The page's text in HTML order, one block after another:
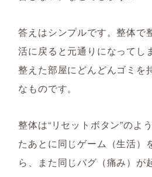
答えはシンプルです。整体で
活に戻ると元通りになってし
整えた部屋にどんどんゴミを
なものです。
整体は“リセットボタン”のよ
たあとに同じゲーム（生活）
ら、また同じバグ（痛み）が